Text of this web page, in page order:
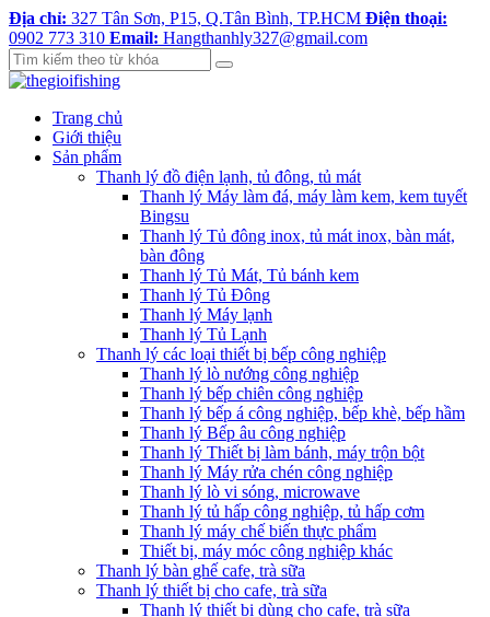
Địa chỉ: 327 Tân Sơn, P15, Q.Tân Bình, TP.HCM Điện thoại:
0902 773 310 Email: Hangthanhly327@gmail.com
Trang chủ
Giới thiệu
Sản phẩm
Thanh lý đồ điện lạnh, tủ đông, tủ mát
Thanh lý Máy làm đá, máy làm kem, kem tuyết
Bingsu
Thanh lý Tủ đông inox, tủ mát inox, bàn mát,
bàn đông
Thanh lý Tủ Mát, Tủ bánh kem
Thanh lý Tủ Đông
Thanh lý Máy lạnh
Thanh lý Tủ Lạnh
Thanh lý các loại thiết bị bếp công nghiệp
Thanh lý lò nướng công nghiệp
Thanh lý bếp chiên công nghiệp
Thanh lý bếp á công nghiệp, bếp khè, bếp hầm
Thanh lý Bếp âu công nghiệp
Thanh lý Thiết bị làm bánh, máy trộn bột
Thanh lý Máy rửa chén công nghiệp
Thanh lý lò vi sóng, microwave
Thanh lý tủ hấp công nghiệp, tủ hấp cơm
Thanh lý máy chế biến thực phẩm
Thiết bị, máy móc công nghiệp khác
Thanh lý bàn ghế cafe, trà sữa
Thanh lý thiết bị cho cafe, trà sữa
Thanh lý thiết bị dùng cho cafe, trà sữa